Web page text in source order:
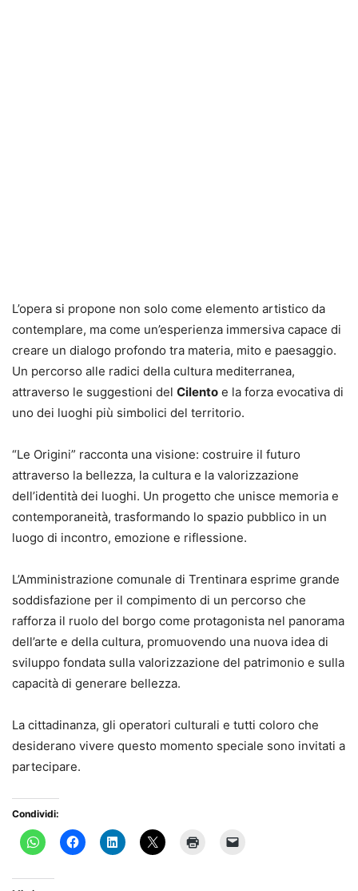
L’opera si propone non solo come elemento artistico da
contemplare, ma come un’esperienza immersiva capace di
creare un dialogo profondo tra materia, mito e paesaggio.
Un percorso alle radici della cultura mediterranea,
attraverso le suggestioni del Cilento e la forza evocativa di
uno dei luoghi più simbolici del territorio.
“Le Origini” racconta una visione: costruire il futuro
attraverso la bellezza, la cultura e la valorizzazione
dell’identità dei luoghi. Un progetto che unisce memoria e
contemporaneità, trasformando lo spazio pubblico in un
luogo di incontro, emozione e riflessione.
L’Amministrazione comunale di Trentinara esprime grande
soddisfazione per il compimento di un percorso che
rafforza il ruolo del borgo come protagonista nel panorama
dell’arte e della cultura, promuovendo una nuova idea di
sviluppo fondata sulla valorizzazione del patrimonio e sulla
capacità di generare bellezza.
La cittadinanza, gli operatori culturali e tutti coloro che
desiderano vivere questo momento speciale sono invitati a
partecipare.
Condividi: